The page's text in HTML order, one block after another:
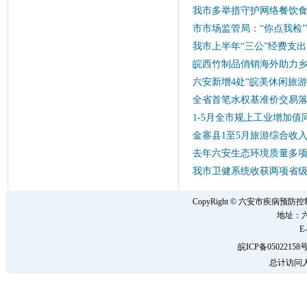
我市多举措守护网络餐饮
市市场监管局：“你点我检
我市上半年“三公”经费支
皖西竹制品俏销海外助力
六安新增4处“皖美休闲旅
全省首笔水权基准价交易
1-5月全市规上工业增加值
金寨县1至5月旅游综合收
去年六安生态环境质量多
我市卫健系统收获两项省
CopyRight © 六安市疾病预防
地址：
皖ICP备05022158
总计访问